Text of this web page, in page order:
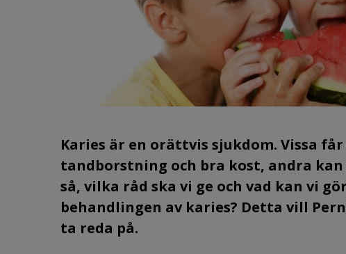
Karies är en orättvis sjukdom. Vissa
tandborstning och bra kost, andra
så, vilka råd ska vi ge och vad kan vi
behandlingen av karies? Detta vill
ta reda på.